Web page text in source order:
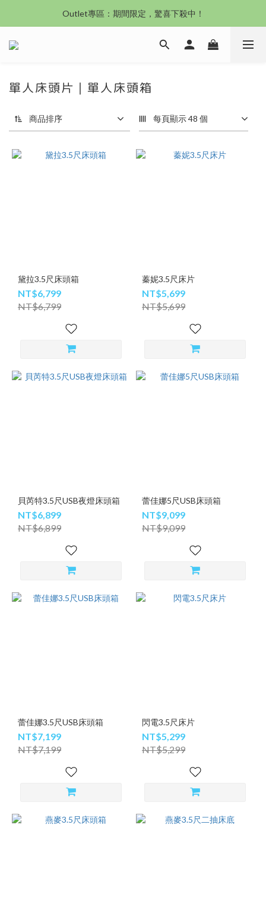
沙發新登場｜想躺就躺，頭等艙到商務艙一次擁有
Outlet專區：期間限定，驚喜下殺中！
單人床頭片｜單人床頭箱
商品排序 每頁顯示 48 個
黛拉3.5尺床頭箱
NT$6,799
NT$6,799
蓁妮3.5尺床片
NT$5,699
NT$5,699
貝芮特3.5尺USB夜燈床頭箱
NT$6,899
NT$6,899
蕾佳娜5尺USB床頭箱
NT$9,099
NT$9,099
蕾佳娜3.5尺USB床頭箱
NT$7,199
NT$7,199
閃電3.5尺床片
NT$5,299
NT$5,299